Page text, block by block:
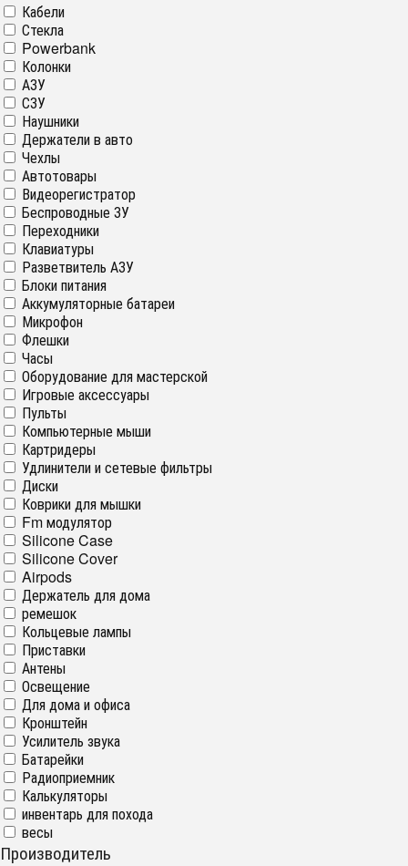
Кабели
Стекла
Powerbank
Колонки
АЗУ
СЗУ
Наушники
Держатели в авто
Чехлы
Автотовары
Видеорегистратор
Беспроводные ЗУ
Переходники
Клавиатуры
Разветвитель АЗУ
Блоки питания
Аккумуляторные батареи
Микрофон
Флешки
Часы
Оборудование для мастерской
Игровые аксессуары
Пульты
Компьютерные мыши
Картридеры
Удлинители и сетевые фильтры
Диски
Коврики для мышки
Fm модулятор
Silicone Case
Silicone Cover
Airpods
Держатель для дома
ремешок
Кольцевые лампы
Приставки
Антены
Освещение
Для дома и офиса
Кронштейн
Усилитель звука
Батарейки
Радиоприемник
Калькуляторы
инвентарь для похода
весы
Производитель